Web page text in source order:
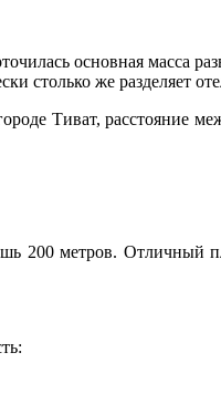
основная масса
столько же разделяет
Тиват,
200 метров. Отличный